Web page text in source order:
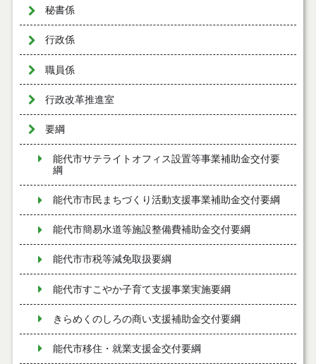
秘書係
行政係
職員係
行政改革推進室
要綱
能代市サテライトオフィス設置等事業補助金交付要
綱
能代市市民まちづくり活動支援事業補助金交付要綱
能代市簡易水道等施設整備費補助金交付要綱
能代市市税等減免取扱要綱
能代市すこやか子育て支援事業実施要綱
きらめくのしろの商い支援補助金交付要綱
能代市移住・就業支援金交付要綱